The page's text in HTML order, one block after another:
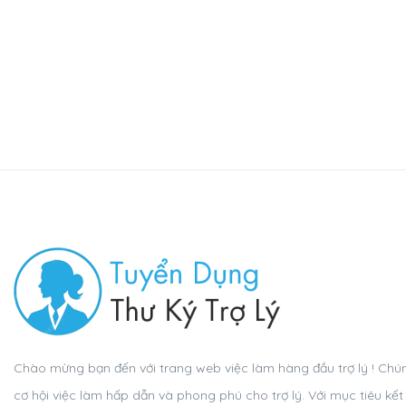
Chào mừng bạn đến với trang web việc làm hàng đầu trợ lý !
cơ hội việc làm hấp dẫn và phong phú cho trợ lý. Với mục tiêu